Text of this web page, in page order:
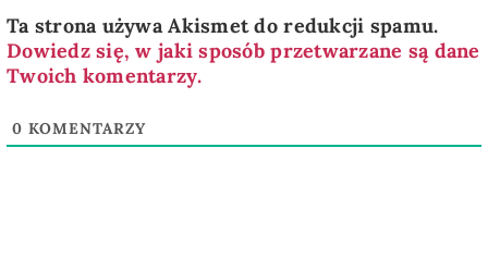
Ta strona używa Akismet do redukcji spamu.
Dowiedz się, w jaki sposób przetwarzane są dane
Twoich komentarzy.
0 KOMENTARZY